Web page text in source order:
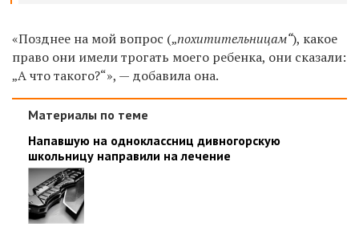
«Позднее на мой вопрос („похитительницам“), какое
право они имели трогать моего ребенка, они сказали:
„А что такого?“», — добавила она.
Материалы по теме
Напавшую на одноклассниц дивногорскую
школьницу направили на лечение